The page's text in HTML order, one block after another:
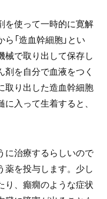
を使って一時的に寛解
「造血幹細胞」とい
械で取り出して保存し
を自分で血液をつく
取り出した造血幹細胞
入って生着すると、
に治療するらしいので
薬を投与します。少し
り、癲癇のような症状